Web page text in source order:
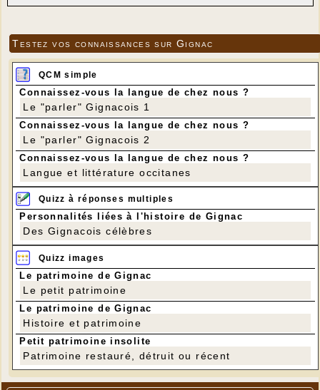
Testez vos connaissances sur Gignac
QCM simple
Connaissez-vous la langue de chez nous ?
Le "parler" Gignacois 1
Connaissez-vous la langue de chez nous ?
Le "parler" Gignacois 2
Connaissez-vous la langue de chez nous ?
Langue et littérature occitanes
Quizz à réponses multiples
Personnalités liées à l'histoire de Gignac
Des Gignacois célèbres
Quizz images
Le patrimoine de Gignac
Le petit patrimoine
Le patrimoine de Gignac
Histoire et patrimoine
Petit patrimoine insolite
Patrimoine restauré, détruit ou récent